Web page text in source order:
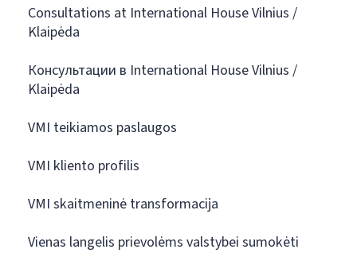
Consultations at International House Vilnius /
Klaipėda
Консультации в International House Vilnius /
Klaipėda
VMI teikiamos paslaugos
VMI kliento profilis
VMI skaitmeninė transformacija
Vienas langelis prievolėms valstybei sumokėti